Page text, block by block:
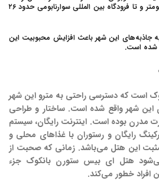
دی ما تا مرکز شهر حدود ۶٫۵ کیلومتر و تا فرودگاه بین المللی سوارنابومی حدود ۲۶
این شهر باعث افزایش محبوبیت این
شده است.
است که دسترسی راحتی به مترو این شهر
این شهر واقع شده است. ساختار و طراحی
بوده است. اینترنت رایگان، سیستم
رایگان و رستوران با غذاهای محلی و
این هتل می‌باشد. زمانی که صحبت از
هتل ای بیس ستورن بانکوک جزء
خطور می‌کند.